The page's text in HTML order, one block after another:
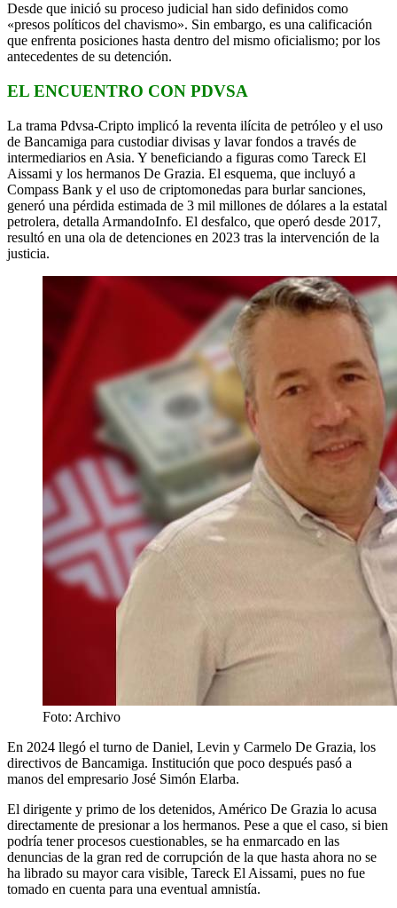
Desde que inició su proceso judicial han sido definidos como
«presos políticos del chavismo». Sin embargo, es una calificación
que enfrenta posiciones hasta dentro del mismo oficialismo; por los
antecedentes de su detención.
EL ENCUENTRO CON PDVSA
La trama Pdvsa-Cripto implicó la reventa ilícita de petróleo y el uso
de Bancamiga para custodiar divisas y lavar fondos a través de
intermediarios en Asia. Y beneficiando a figuras como Tareck El
Aissami y los hermanos De Grazia. El esquema, que incluyó a
Compass Bank y el uso de criptomonedas para burlar sanciones,
generó una pérdida estimada de 3 mil millones de dólares a la estatal
petrolera, detalla ArmandoInfo. El desfalco, que operó desde 2017,
resultó en una ola de detenciones en 2023 tras la intervención de la
justicia.
Foto: Archivo
En 2024 llegó el turno de Daniel, Levin y Carmelo De Grazia, los
directivos de Bancamiga. Institución que poco después pasó a
manos del empresario José Simón Elarba.
El dirigente y primo de los detenidos, Américo De Grazia lo acusa
directamente de presionar a los hermanos. Pese a que el caso, si bien
podría tener procesos cuestionables, se ha enmarcado en las
denuncias de la gran red de corrupción de la que hasta ahora no se
ha librado su mayor cara visible, Tareck El Aissami, pues no fue
tomado en cuenta para una eventual amnistía.